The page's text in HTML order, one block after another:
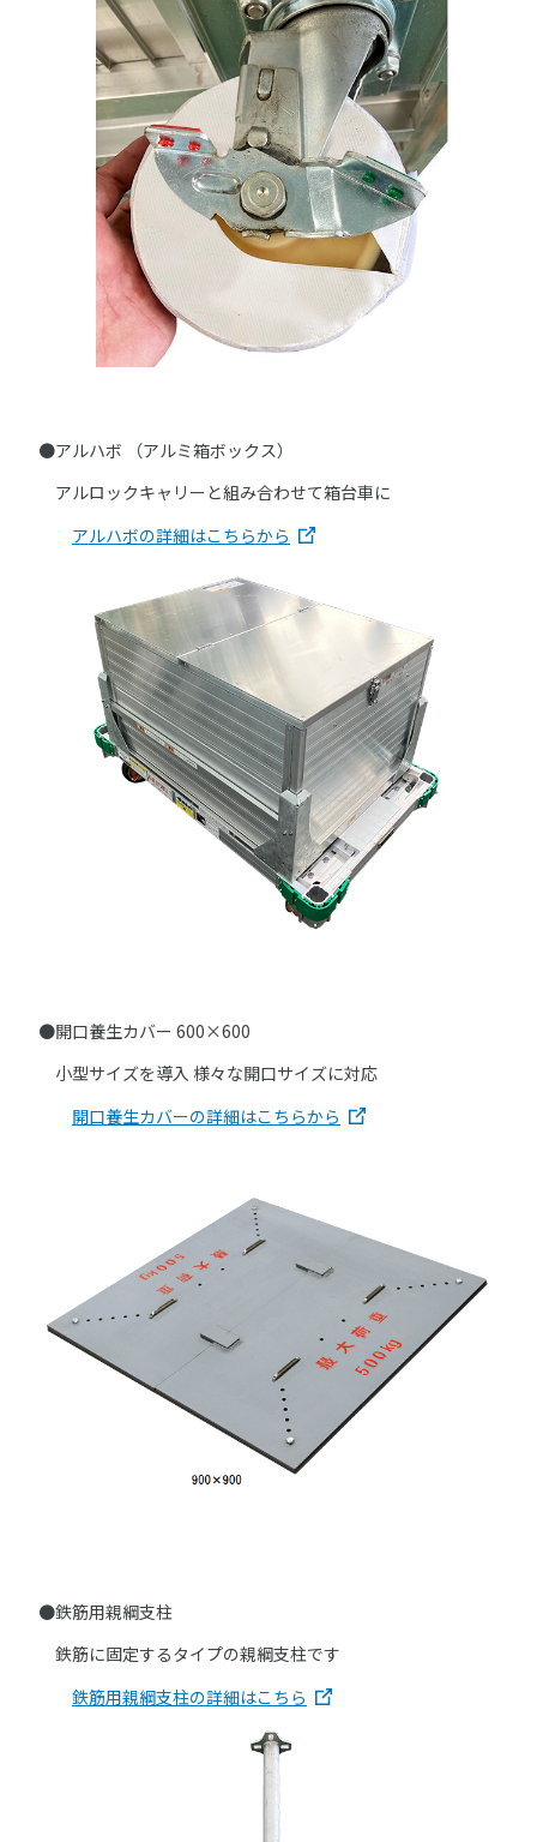
●アルハボ （アルミ箱ボックス）
アルロックキャリーと組み合わせて箱台車に
アルハボの詳細はこちらから
●開口養生カバー 600×600
小型サイズを導入 様々な開口サイズに対応
開口養生カバーの詳細はこちらから
●鉄筋用親綱支柱
鉄筋に固定するタイプの親綱支柱です
鉄筋用親綱支柱の詳細はこちら